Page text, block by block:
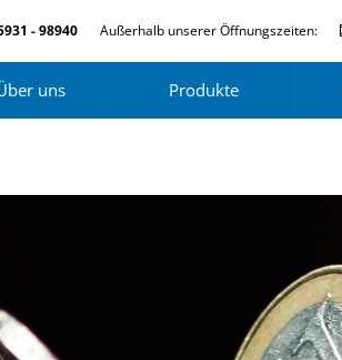
- 98940 Außerhalb unserer Öffnungszeiten:
uns Produkte